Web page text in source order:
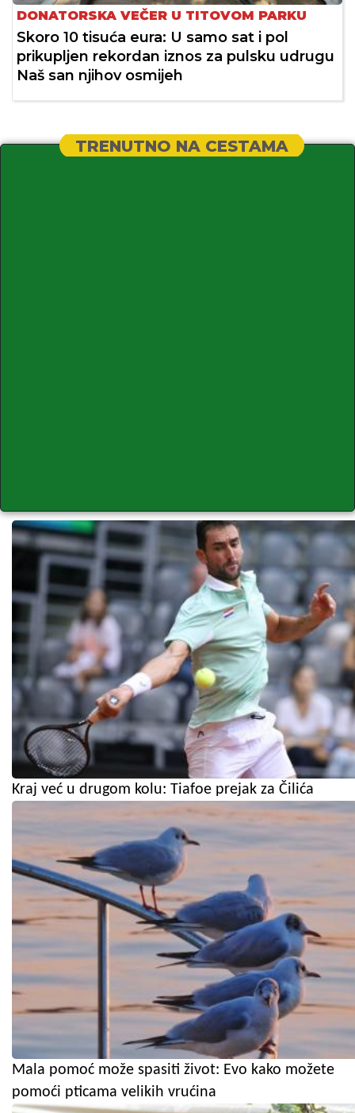
DONATORSKA VEČER U TITOVOM PARKU
Skoro 10 tisuća eura: U samo sat i pol
prikupljen rekordan iznos za pulsku udrugu
Naš san njihov osmijeh
TRENUTNO NA CESTAMA
Kraj već u drugom kolu: Tiafoe prejak za Čilića
Mala pomoć može spasiti život: Evo kako možete
pomoći pticama velikih vrućina